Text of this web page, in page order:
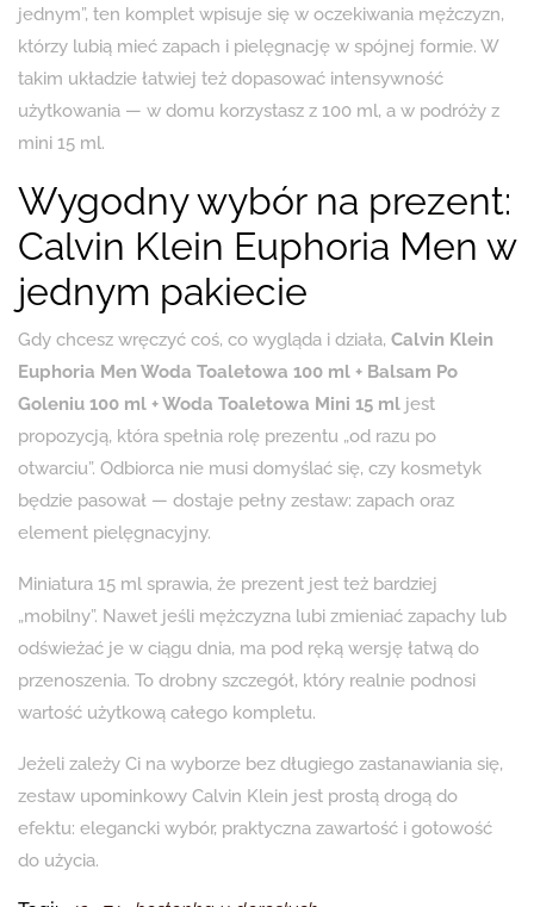
jednym”, ten komplet wpisuje się w oczekiwania mężczyzn,
którzy lubią mieć zapach i pielęgnację w spójnej formie. W
takim układzie łatwiej też dopasować intensywność
użytkowania — w domu korzystasz z 100 ml, a w podróży z
mini 15 ml.
Wygodny wybór na prezent:
Calvin Klein Euphoria Men w
jednym pakiecie
Gdy chcesz wręczyć coś, co wygląda i działa, Calvin Klein
Euphoria Men Woda Toaletowa 100 ml + Balsam Po
Goleniu 100 ml + Woda Toaletowa Mini 15 ml jest
propozycją, która spełnia rolę prezentu „od razu po
otwarciu”. Odbiorca nie musi domyślać się, czy kosmetyk
będzie pasował — dostaje pełny zestaw: zapach oraz
element pielęgnacyjny.
Miniatura 15 ml sprawia, że prezent jest też bardziej
„mobilny”. Nawet jeśli mężczyzna lubi zmieniać zapachy lub
odświeżać je w ciągu dnia, ma pod ręką wersję łatwą do
przenoszenia. To drobny szczegół, który realnie podnosi
wartość użytkową całego kompletu.
Jeżeli zależy Ci na wyborze bez długiego zastanawiania się,
zestaw upominkowy Calvin Klein jest prostą drogą do
efektu: elegancki wybór, praktyczna zawartość i gotowość
do użycia.